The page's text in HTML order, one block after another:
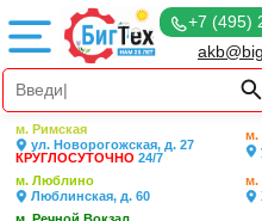
+7 (495)
м. Римская
ул. Новорогожская, д. 27
КРУГЛОСУТОЧНО 24/7
м.
м. Люблино
Люблинская, д. 60
м.